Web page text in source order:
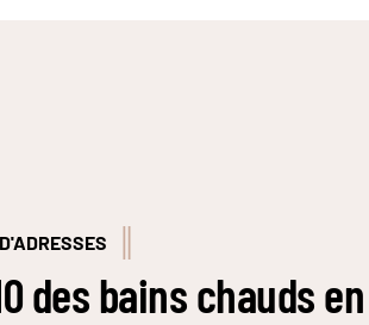
des bains chauds